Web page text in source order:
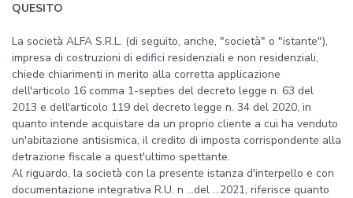
QUESITO
La società ALFA S.R.L. (di seguito, anche, "società" o "istante"),
impresa di costruzioni di edifici residenziali e non residenziali,
chiede chiarimenti in merito alla corretta applicazione
dell'articolo 16 comma 1-septies del decreto legge n. 63 del
2013 e dell'articolo 119 del decreto legge n. 34 del 2020, in
quanto intende acquistare da un proprio cliente a cui ha venduto
un'abitazione antisismica, il credito di imposta corrispondente alla
detrazione fiscale a quest'ultimo spettante.
Al riguardo, la società con la presente istanza d'interpello e con
documentazione integrativa R.U. n ...del ...2021, riferisce quanto